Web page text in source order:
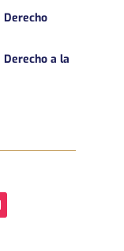
Derecho
a la